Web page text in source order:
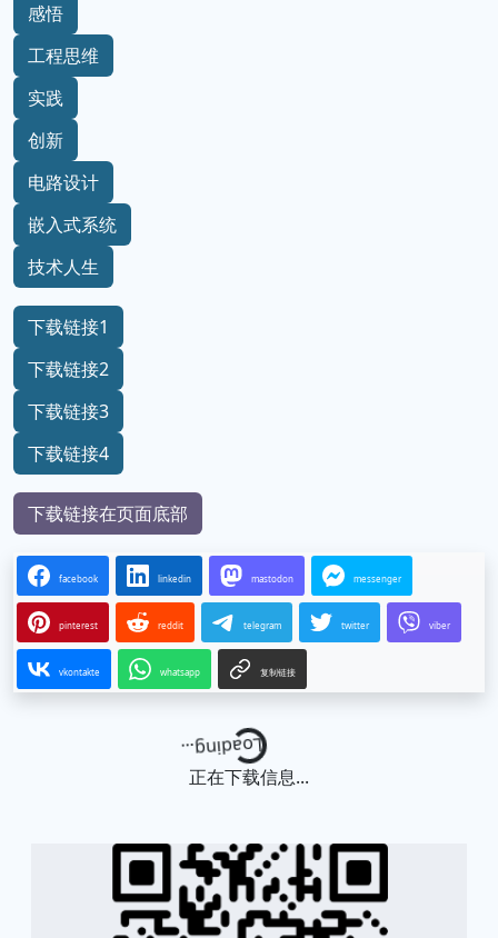
感悟
工程思维
实践
创新
电路设计
嵌入式系统
技术人生
下载链接1
下载链接2
下载链接3
下载链接4
下载链接在页面底部
facebook linkedin mastodon messenger
pinterest reddit telegram twitter viber
vkontakte whatsapp 复制链接
Loading...
正在下载信息...